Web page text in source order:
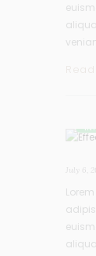
July 6,